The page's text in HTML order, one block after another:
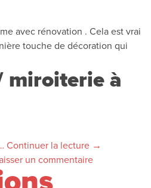
avec rénovation . Cela est vrai
touche de décoration qui
miroiterie à
Continuer la lecture →
un commentaire